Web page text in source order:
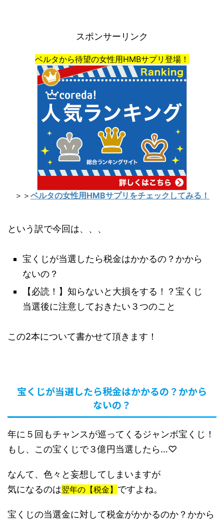
スポンサーリンク
ベルタから待望の女性用HMBサプリ登場！
＞＞ ベルタの女性用HMBサプリをチェックしてみる！
という訳で今回は、、、
宝くじが当選したら税金はかかるの？かから
ないの？
【必読！】知らないと大損をする！？宝くじ
当選後に注意しておきたい３つのこと
この2本について書かせて頂きます！
宝くじが当選したら税金はかかるの？かから
ないの？
年に５回もチャンスが巡ってくるジャンボ宝くじ！
もし、この宝くじで３億円当選したら…♡
なんて、色々と妄想してしまいますが
気になるのは翌年の【税金】 ですよね。
宝くじの当選金に対して税金がかかるのか？かから